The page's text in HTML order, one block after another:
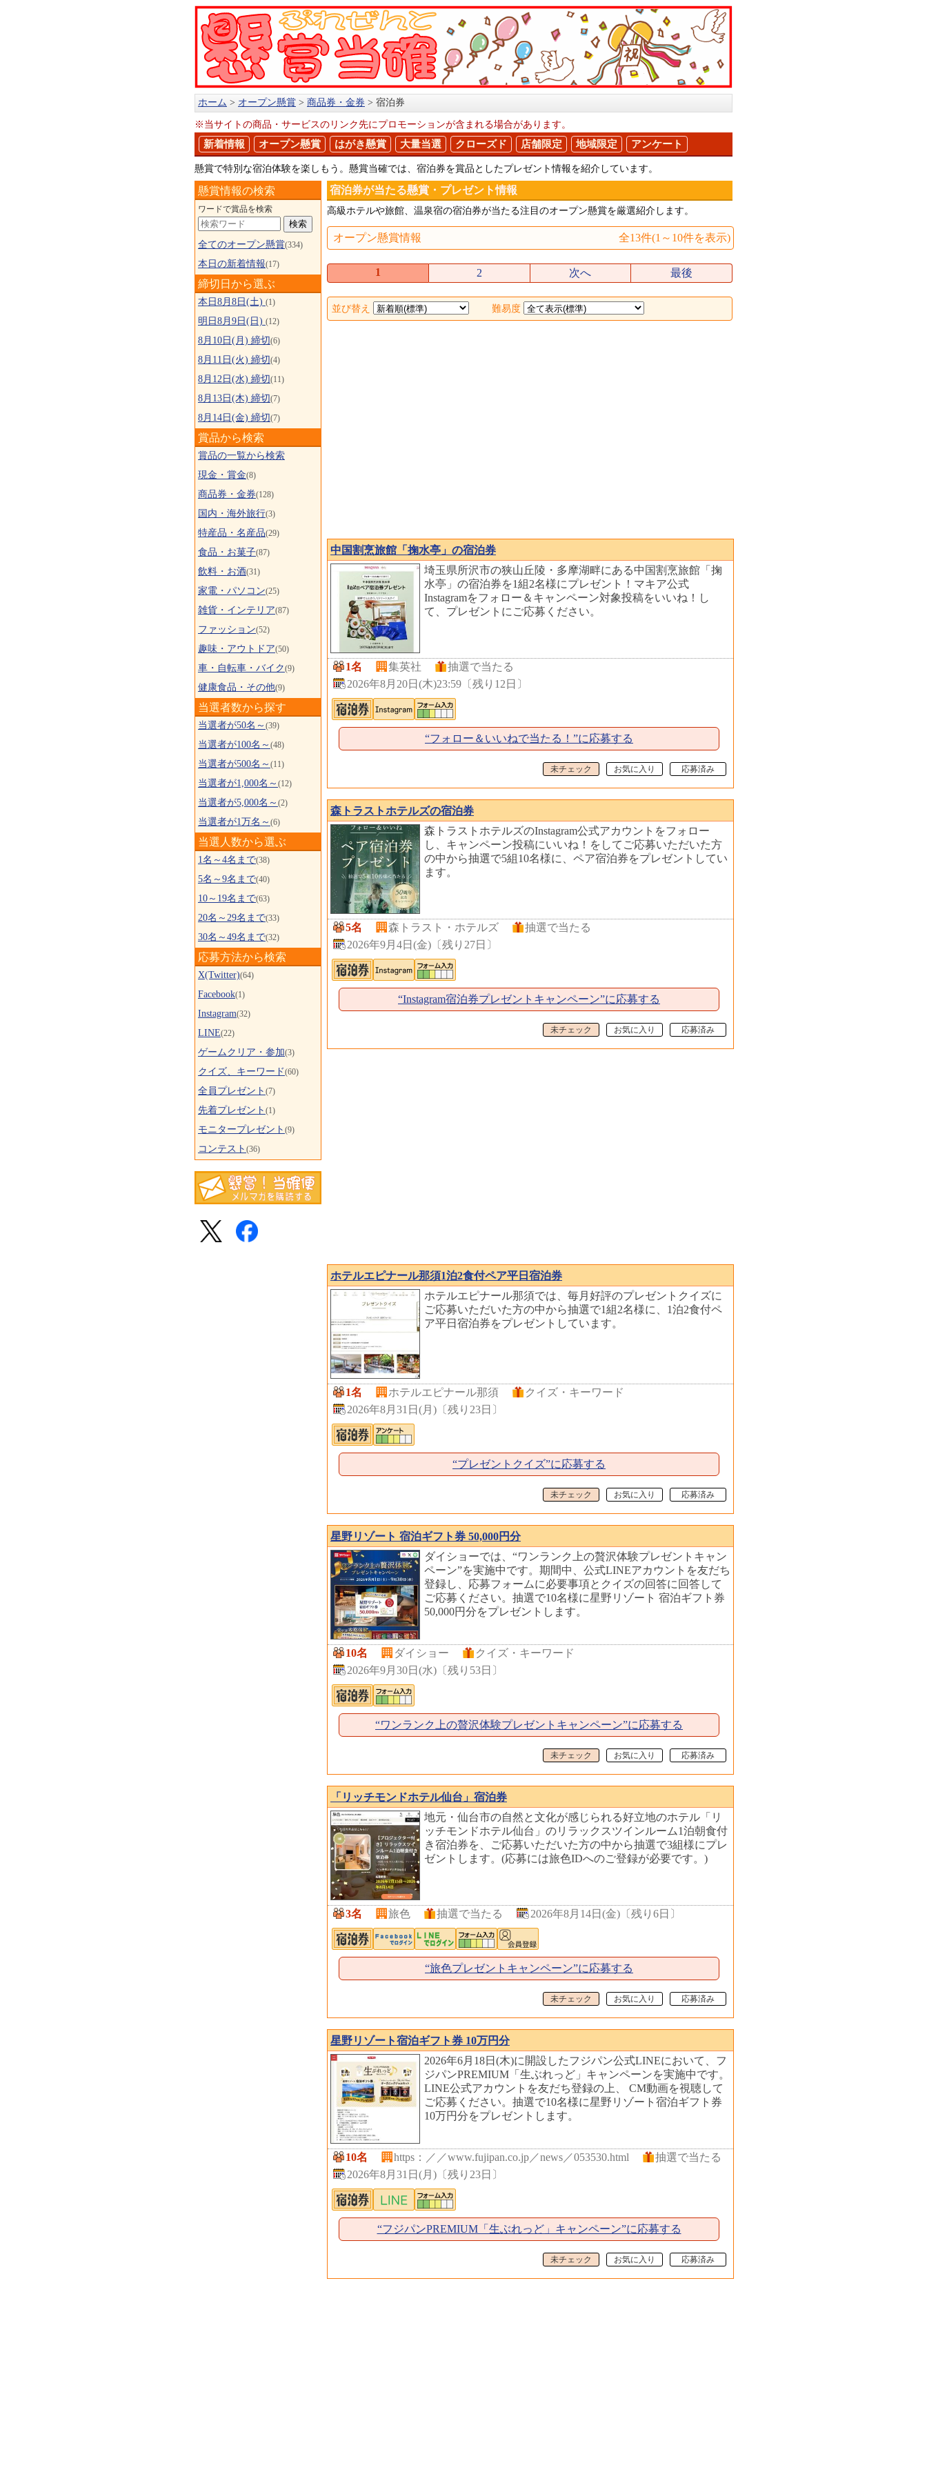
ホーム オープン懸賞 商品券・金券 宿泊券
※当サイトの商品・サービスのリンク先にプロモーションが含まれる場合があります。
新着情報 オープン懸賞 はがき懸賞 大量当選 クローズド 店舗限定 地域限定 アンケート
懸賞で特別な宿泊体験を楽しもう。懸賞当確では、宿泊券を賞品としたプレゼント情報を紹介しています。
宿泊券が当たる懸賞・プレゼント情報
高級ホテルや旅館、温泉宿の宿泊券が当たる注目のオープン懸賞を厳選紹介します。
オープン懸賞情報 全13件(1～10件を表示)
1 2 次へ 最後
並び替え 難易度
中国割烹旅館「掬水亭」の宿泊券
埼玉県所沢市の狭山丘陵・多摩湖畔にある中国割烹旅館「掬
水亭」の宿泊券を1組2名様にプレゼント！マキア公式
Instagramをフォロー＆キャンペーン対象投稿をいいね！し
て、プレゼントにご応募ください。
1名 集英社
抽選で当たる
2026年8月20日(木)23:59 〔残り12日 〕
“フォロー＆いいねで当たる！”に応募する
未チェック お気に入り 応募済み
森トラストホテルズの宿泊券
森トラストホテルズのInstagram公式アカウントをフォロー
し、キャンペーン投稿にいいね！をしてご応募いただいた方
の中から抽選で5組10名様に、ペア宿泊券をプレゼントしてい
ます。
5名 森トラスト・ホテルズ
抽選で当たる
2026年9月4日(金) 〔残り27日 〕
“Instagram宿泊券プレゼントキャンペーン”に応募する
未チェック お気に入り 応募済み
ホテルエピナール那須1泊2食付ペア平日宿泊券
ホテルエピナール那須では、毎月好評のプレゼントクイズに
ご応募いただいた方の中から抽選で1組2名様に、1泊2食付ペ
ア平日宿泊券をプレゼントしています。
1名 ホテルエピナール那須
クイズ・キーワード
2026年8月31日(月) 〔残り23日 〕
“プレゼントクイズ”に応募する
未チェック お気に入り 応募済み
星野リゾート 宿泊ギフト券 50,000円分
ダイショーでは、“ワンランク上の贅沢体験プレゼントキャン
ペーン”を実施中です。期間中、公式LINEアカウントを友だち
登録し、応募フォームに必要事項とクイズの回答に回答して
ご応募ください。抽選で10名様に星野リゾート 宿泊ギフト券
50,000円分をプレゼントします。
10名 ダイショー
クイズ・キーワード
2026年9月30日(水) 〔残り53日 〕
“ワンランク上の贅沢体験プレゼントキャンペーン”に応募する
未チェック お気に入り 応募済み
「リッチモンドホテル仙台」宿泊券
地元・仙台市の自然と文化が感じられる好立地のホテル「リ
ッチモンドホテル仙台」のリラックスツインルーム1泊朝食付
き宿泊券を、ご応募いただいた方の中から抽選で3組様にプレ
ゼントします。(応募には旅色IDへのご登録が必要です。)
3名 旅色 抽選で当たる 2026年8月14日(金) 〔残り6日 〕
“旅色プレゼントキャンペーン”に応募する
未チェック お気に入り 応募済み
星野リゾート宿泊ギフト券 10万円分
2026年6月18日(木)に開設したフジパン公式LINEにおいて、フ
ジパンPREMIUM「生ぶれっど」キャンペーンを実施中です。
LINE公式アカウントを友だち登録の上、 CM動画を視聴して
ご応募ください。抽選で10名様に星野リゾート宿泊ギフト券
10万円分をプレゼントします。
10名 https：／／www.fujipan.co.jp／news／053530.html
抽選で当たる
2026年8月31日(月) 〔残り23日 〕
“フジパンPREMIUM「生ぶれっど」キャンペーン”に応募する
未チェック お気に入り 応募済み
懸賞情報の検索
ワードで賞品を検索
全てのオープン懸賞(334)
本日の新着情報(17)
締切日から選ぶ
本日8月8日(土) (1)
明日8月9日(日) (12)
8月10日(月) 締切(6)
8月11日(火) 締切(4)
8月12日(水) 締切(11)
8月13日(木) 締切(7)
8月14日(金) 締切(7)
賞品から検索
賞品の一覧から検索
現金・賞金(8)
商品券・金券(128)
国内・海外旅行(3)
特産品・名産品(29)
食品・お菓子(87)
飲料・お酒(31)
家電・パソコン(25)
雑貨・インテリア(87)
ファッション(52)
趣味・アウトドア(50)
車・自転車・バイク(9)
健康食品・その他(9)
当選者数から探す
当選者が50名～ (39)
当選者が100名～ (48)
当選者が500名～ (11)
当選者が1,000名～ (12)
当選者が5,000名～ (2)
当選者が1万名～ (6)
当選人数から選ぶ
1名～4名まで(38)
5名～9名まで(40)
10～19名まで(63)
20名～29名まで(33)
30名～49名まで(32)
応募方法から検索
X(Twitter)(64)
Facebook(1)
Instagram(32)
LINE(22)
ゲームクリア・参加(3)
クイズ、キーワード(60)
全員プレゼント (7)
先着プレゼント (1)
モニタープレゼント (9)
コンテスト (36)